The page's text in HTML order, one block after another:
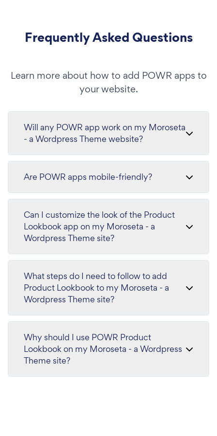
Frequently Asked Questions
Learn more about how to add POWR apps to
your website.
Will any POWR app work on my Moroseta
- a Wordpress Theme website?
Are POWR apps mobile-friendly?
Can I customize the look of the Product
Lookbook app on my Moroseta - a
Wordpress Theme site?
What steps do I need to follow to add
Product Lookbook to my Moroseta - a
Wordpress Theme site?
Why should I use POWR Product
Lookbook on my Moroseta - a Wordpress
Theme site?